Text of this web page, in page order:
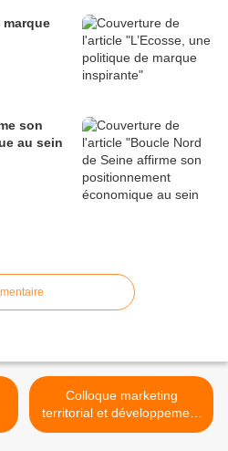
marque
son
au sein
Colloque marketing
territorial et développement
économique à Caen >